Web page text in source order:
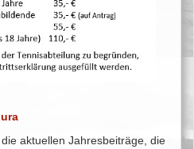
aktuellen Jahresbeiträge, die